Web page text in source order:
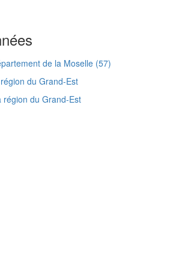
de la Moselle (57)
du Grand-Est
du Grand-Est